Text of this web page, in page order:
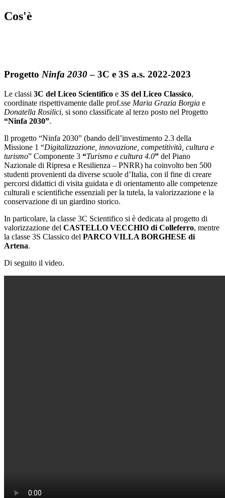
Cos'è
Progetto Ninfa 2030– 3C e 3S a.s. 2022-2023
Le classi 3C del Liceo Scientifico e 3S del Liceo Classico,
coordinate rispettivamente dalle prof.sse Maria Grazia Borgia e
Donatella Rosilici, si sono classificate al terzo posto nel Progetto
“Ninfa 2030”.
Il progetto “Ninfa 2030” (bando dell’investimento 2.3 della
Missione 1 “Digitalizzazione, innovazione, competitività, cultura e
turismo” Componente 3 “Turismo e cultura 4.0” del Piano
Nazionale di Ripresa e Resilienza – PNRR) ha coinvolto ben 500
studenti provenienti da diverse scuole d’Italia, con il fine di creare
percorsi didattici di visita guidata e di orientamento alle competenze
culturali e scientifiche essenziali per la tutela, la valorizzazione e la
conservazione di un giardino storico.
In particolare, la classe 3C Scientifico si è dedicata al progetto di
valorizzazione del CASTELLO VECCHIO di Colleferro, mentre
la classe 3S Classico del PARCO VILLA BORGHESE di
Artena.
Di seguito il video.